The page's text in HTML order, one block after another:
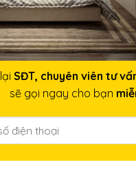
SĐT, chuyên viên tư
sẽ gọi ngay cho bạn